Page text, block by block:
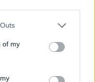
one or more Google
You may click to
its third-party tags to
in below Google
of my